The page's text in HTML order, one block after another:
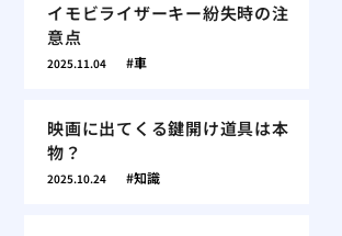
イモビライザーキー紛失時の注
意点
2025.11.04 車
映画に出てくる鍵開け道具は本
物？
2025.10.24 知識